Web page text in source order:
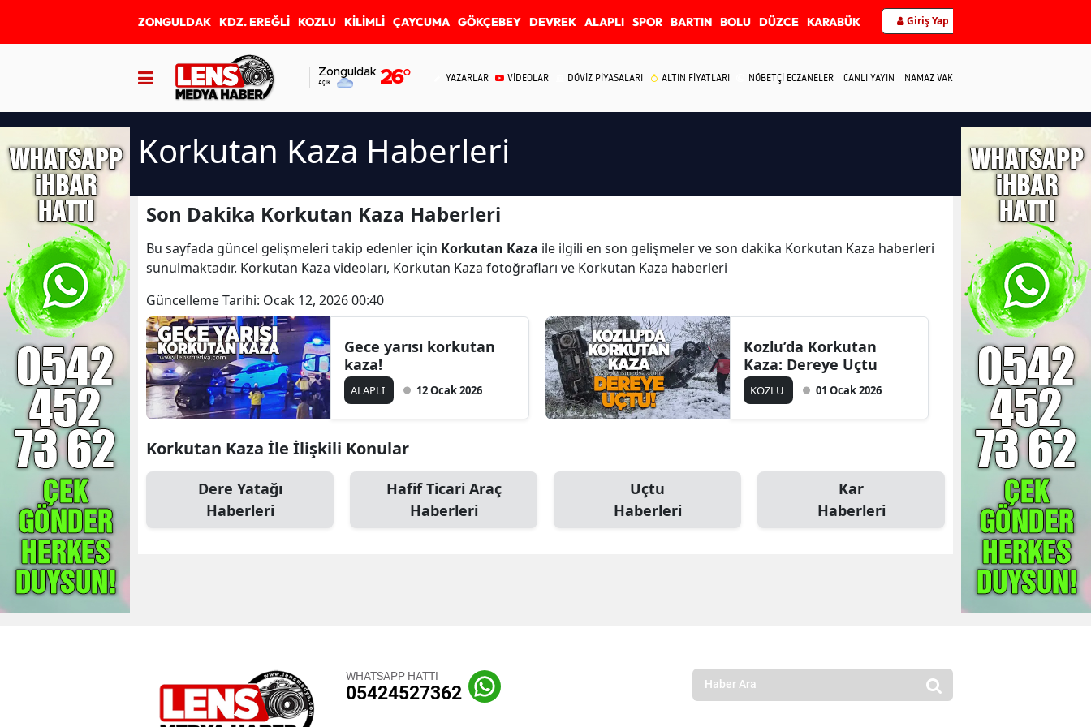
ZONGULDAK KDZ. EREĞLİ KOZLU KİLİMLİ ÇAYCUMA GÖKÇEBEY DEVREK ALAPLI SPOR BARTIN BOLU DÜZCE KARABÜK Giriş Yap
Zonguldak
Açık 26° YAZARLAR VİDEOLAR DÖVİZ PİYASALARI ALTIN FİYATLARI NÖBETÇİ ECZANELER CANLI YAYIN NAMAZ VAKİTLERİ
Korkutan Kaza Haberleri
Son Dakika Korkutan Kaza Haberleri
Bu sayfada güncel gelişmeleri takip edenler için Korkutan Kaza ile ilgili en son gelişmeler ve son dakika Korkutan Kaza haberleri
sunulmaktadır. Korkutan Kaza videoları, Korkutan Kaza fotoğrafları ve Korkutan Kaza haberleri
Güncelleme Tarihi: Ocak 12, 2026 00:40
Gece yarısı korkutan
kaza!
ALAPLI 12 Ocak 2026
Kozlu’da Korkutan
Kaza: Dereye Uçtu
KOZLU 01 Ocak 2026
Korkutan Kaza İle İlişkili Konular
Dere Yatağı
Haberleri
Hafif Ticari Araç
Haberleri
Uçtu
Haberleri
Kar
Haberleri
WHATSAPP HATTI
05424527362